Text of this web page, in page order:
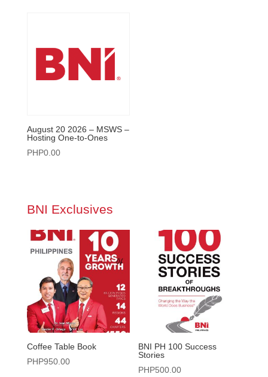
August 20 2026 – MSWS –
Hosting One-to-Ones
PHP0.00
BNI Exclusives
Coffee Table Book
PHP950.00
BNI PH 100 Success
Stories
PHP500.00